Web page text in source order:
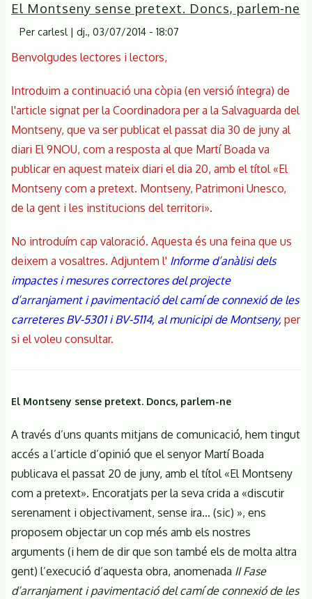
assemblea
la
per
tractar
del
projecte
de
Sant
i
altres
assumptes,
divendres
2
19:00h
El Montseny sense pretext. Doncs, parlem-ne
Per carlesl | dj., 03/07/2014 - 18:07
Benvolgudes lectores i lectors,
Introduim a continuació una còpia (en versió íntegra) de
l'article signat per la Coordinadora per a la Salvaguarda del
Montseny, que va ser publicat el passat dia 30 de juny al
diari El 9NOU, com a resposta al que Martí Boada va
publicar en aquest mateix diari el dia 20, amb el títol «El
Montseny com a pretext. Montseny, Patrimoni Unesco,
de la gent i les institucions del territori».
No introduím cap valoració. Aquesta és una feina que us
deixem a vosaltres. Adjuntem l' Informe d’anàlisi dels
impactes i mesures correctores del projecte
d’arranjament i pavimentació del camí de connexió de les
carreteres BV-5301 i BV-5114, al municipi de Montseny, per
si el voleu consultar.
El Montseny sense pretext. Doncs, parlem-ne
A través d’uns quants mitjans de comunicació, hem tingut
accés a l’article d’opinió que el senyor Martí Boada
publicava el passat 20 de juny, amb el títol «El Montseny
com a pretext». Encoratjats per la seva crida a «discutir
serenament i objectivament, sense ira... (sic) », ens
proposem objectar un cop més amb els nostres
arguments (i hem de dir que son també els de molta altra
gent) l’execució d’aquesta obra, anomenada II Fase
d’arranjament i pavimentació del camí de connexió de les